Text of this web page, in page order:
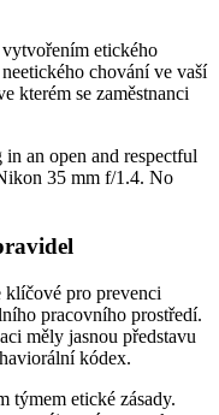
etického
chování ve vaší
kterém se zaměstnanci
klíčové pro prevenci
pracovního prostředí.
měly jasnou představu
kódex.
týmem etické zásady.